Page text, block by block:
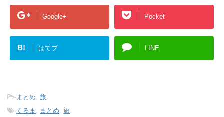
Google+ Pocket
B! はてブ LINE
- まとめ 旅
- くるま まとめ 旅